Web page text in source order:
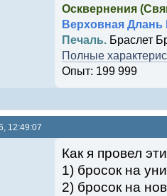
Осквернения
Верховная Длань
Печаль.Браслет
Полные
Опыт: 199 999
12:49:07
Как я провел
1) бросок на
2) бросок на